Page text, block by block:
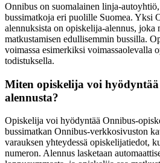
Onnibus on suomalainen linja-
bussimatkoja eri puolille Suomea. Yksi
alennuksista on opiskelija-alennus,
matkustamisen edullisemmin bussilla.
voimassa esimerkiksi voimassaolevalla
todistuksella.
Miten opiskelija voi
alennusta?
Opiskelija voi hyödyntää Onnibus-
bussimatkan Onnibus-verkkosivuston
varauksen yhteydessä opiskelijatiedot,
numeron. Alennus lasketaan